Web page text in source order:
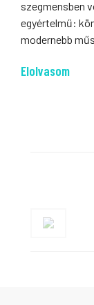
szegmensben
egyértelmű:
modernebb
Elolvasom